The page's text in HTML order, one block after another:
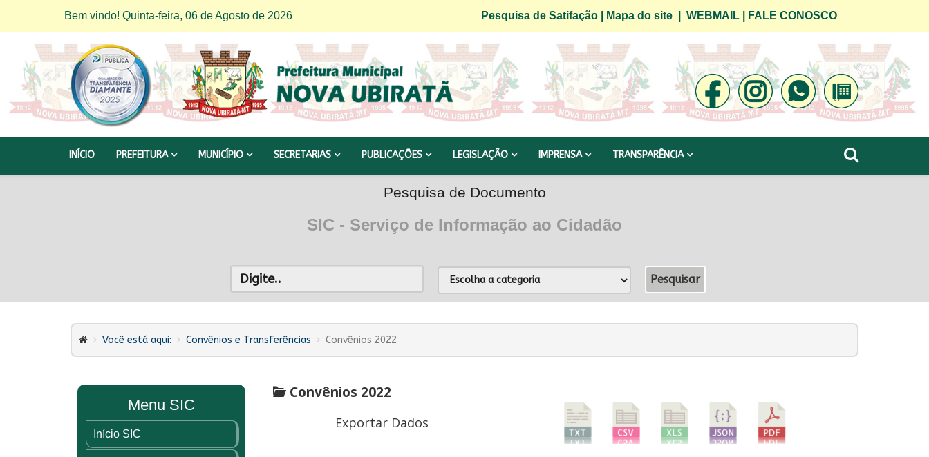
Bem vindo! Quinta-feira, 06 de Agosto de 2026 Pesquisa de Satifação| Mapa do site| WEBMAIL| FALE CONOSCO
INÍCIO PREFEITURA MUNICÍPIO SECRETARIAS PUBLICAÇÕES LEGISLAÇÃO IMPRENSA TRANSPARÊNCIA
Pesquisa de Documento
SIC - Serviço de Informação ao Cidadão
Você está aqui: Convênios e Transferências Convênios 2022
Menu SIC
Início SIC
Convênios 2022
Exportar Dados